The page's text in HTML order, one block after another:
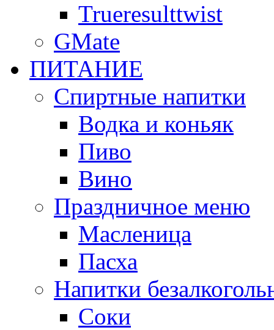
Trueresulttwist
GMate
ПИТАНИЕ
Спиртные напитки
Водка и коньяк
Пиво
Вино
Праздничное меню
Масленица
Пасха
Напитки
Соки